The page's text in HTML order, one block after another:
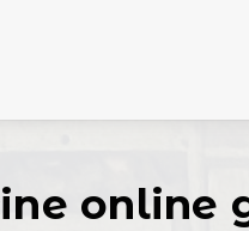
online